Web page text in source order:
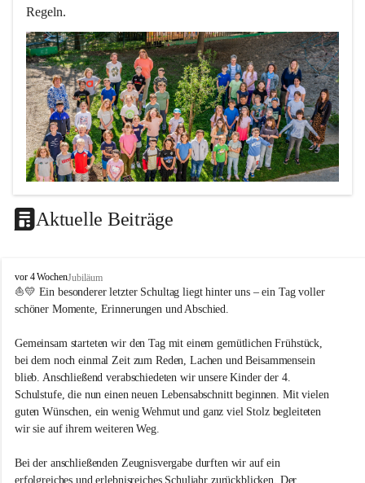
Regeln.
Unterrichtsqualität
Es ist uns wichtig …
durch das Angebot verschiedener Unterrichtsformen
ein motiviertes Lernklima zu schaffen.
Grundtechniken zu vermitteln und zu üben.
die Selbsttätigkeit der SchülerInnen zu fördern.
dass die SchülerInnen ihre Stärken erkennen und ihre
durch ein Angebot verschiedener Lern-, Spiel- und
Erholungsbereiche die individuellen Bedürfnisse und
Aktuelle Beiträge
V
o
l
s
s
c
h
u
l
e
t
vor 4 WochenJubiläum
⛵💛 Ein besonderer letzter Schultag liegt hinter uns – ein Tag voller
schöner Momente, Erinnerungen und Abschied.
Gemeinsam starteten wir den Tag mit einem gemütlichen Frühstück,
bei dem noch einmal Zeit zum Reden, Lachen und Beisammensein
blieb. Anschließend verabschiedeten wir unsere Kinder der 4.
Schulstufe, die nun einen neuen Lebensabschnitt beginnen. Mit vielen
guten Wünschen, ein wenig Wehmut und ganz viel Stolz begleiteten
wir sie auf ihrem weiteren Weg.
Bei der anschließenden Zeugnisvergabe durften wir auf ein
erfolgreiches und erlebnisreiches Schuljahr zurückblicken. Der